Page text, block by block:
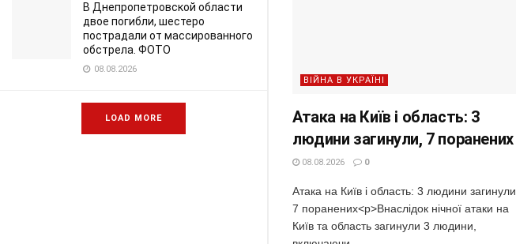
В Днепропетровской области
двое погибли, шестеро
пострадали от массированного
обстрела. ФОТО
08.08.2026
LOAD MORE
ВІЙНА В УКРАЇНІ
Атака на Київ і область: 3
людини загинули, 7 поранених
08.08.2026 0
Атака на Київ і область: 3 людини загинули,
7 поранених<p>Внаслідок нічної атаки на
Київ та область загинули 3 людини,